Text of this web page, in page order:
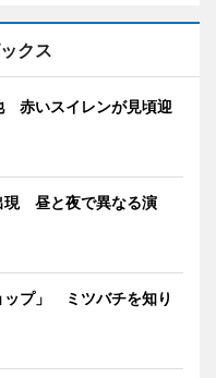
クス
赤いスイレンが見頃迎
現 昼と夜で異なる演
ップ」 ミツバチを知り